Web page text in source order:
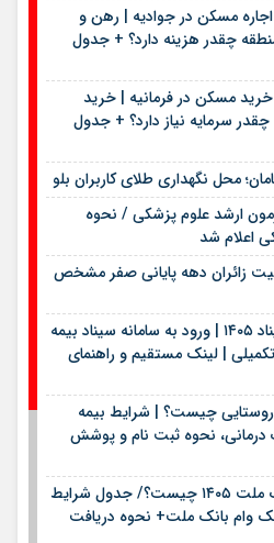
مسکن در جوادیه | رهن و
در این منطقه چقدر هزینه دارد؟ + جدول
مسکن در فرمانیه | خرید
منطقه چقدر سرمایه نیاز دارد؟ + جدول
محل نگهداری طلای کاربران بلو
ارشد علوم پزشکی / نحوه
اعلام شد
زائران دهه پایانی صفر مشخص
بیمه معلم سیناد ۱۴۰۵ | ورود به سامانه سیناد بیمه
| لینک مستقیم و راهنمای
چیست؟ | شرایط بیمه
۱۴۰۵، خدمات درمانی، نحوه ثبت نام و پوشش
نیک وام بانک ملت ۱۴۰۵ چیست؟/ جدول شرایط
وام بانک ملت+ نحوه دریافت